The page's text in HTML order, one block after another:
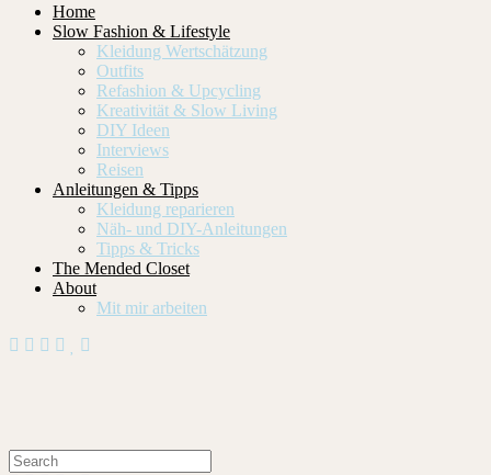
Home
Slow Fashion & Lifestyle
Kleidung Wertschätzung
Outfits
Refashion & Upcycling
Kreativität & Slow Living
DIY Ideen
Interviews
Reisen
Anleitungen & Tipps
Kleidung reparieren
Näh- und DIY-Anleitungen
Tipps & Tricks
The Mended Closet
About
Mit mir arbeiten